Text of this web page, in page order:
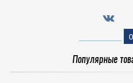
0
Популярные